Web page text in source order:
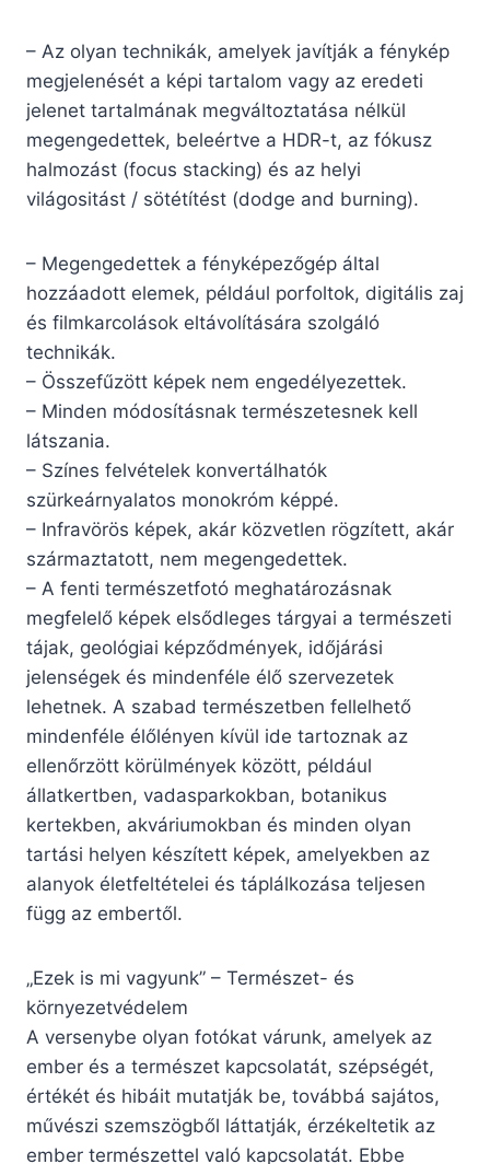
– Az olyan technikák, amelyek javítják a fénykép
megjelenését a képi tartalom vagy az eredeti
jelenet tartalmának megváltoztatása nélkül
megengedettek, beleértve a HDR-t, az fókusz
halmozást (focus stacking) és az helyi
világositást / sötétítést (dodge and burning).
– Megengedettek a fényképezőgép által
hozzáadott elemek, például porfoltok, digitális zaj
és filmkarcolások eltávolítására szolgáló
technikák.
– Összefűzött képek nem engedélyezettek.
– Minden módosításnak természetesnek kell
látszania.
– Színes felvételek konvertálhatók
szürkeárnyalatos monokróm képpé.
– Infravörös képek, akár közvetlen rögzített, akár
származtatott, nem megengedettek.
– A fenti természetfotó meghatározásnak
megfelelő képek elsődleges tárgyai a természeti
tájak, geológiai képződmények, időjárási
jelenségek és mindenféle élő szervezetek
lehetnek. A szabad természetben fellelhető
mindenféle élőlényen kívül ide tartoznak az
ellenőrzött körülmények között, például
állatkertben, vadasparkokban, botanikus
kertekben, akváriumokban és minden olyan
tartási helyen készített képek, amelyekben az
alanyok életfeltételei és táplálkozása teljesen
függ az embertől.
„Ezek is mi vagyunk” – Természet- és
környezetvédelem
A versenybe olyan fotókat várunk, amelyek az
ember és a természet kapcsolatát, szépségét,
értékét és hibáit mutatják be, továbbá sajátos,
művészi szemszögből láttatják, érzékeltetik az
ember természettel való kapcsolatát. Ebbe